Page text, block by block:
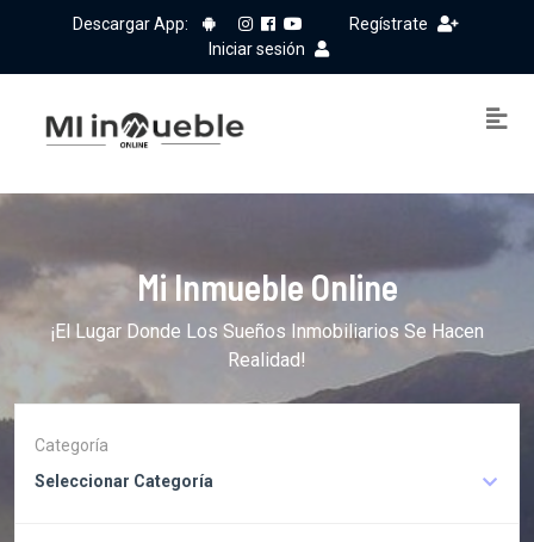
Descargar App:
Regístrate
Iniciar sesión
Mi Inmueble Online
¡El Lugar Donde Los Sueños Inmobiliarios Se Hacen
Realidad!
Categoría
Seleccionar Categoría